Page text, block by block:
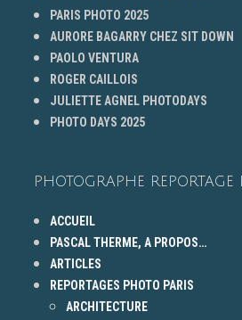
PARIS PHOTO 2025
AURORE BAGARRY CHEZ SIT DOWN
PAOLO VENTURA
ROGER CAILLOIS
JULIETTE AGNEL PHOTODAYS
PHOTO DAYS 2025
PHOTOGRAPHE REPORTAGE
ACCUEIL
PASCAL THERME, A PROPOS…
ARTICLES
REPORTAGES PHOTO PARIS
ARCHITECTURE